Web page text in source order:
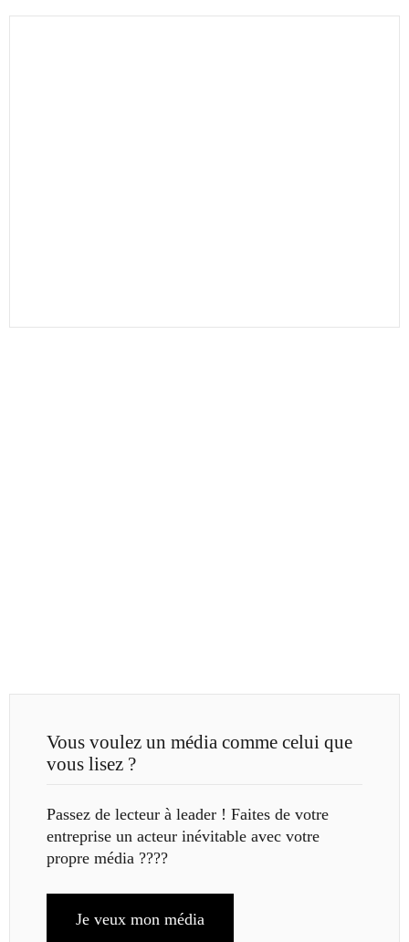
Vous voulez un média comme celui que
vous lisez ?
Passez de lecteur à leader ! Faites de votre
entreprise un acteur inévitable avec votre
propre média ????
Je veux mon média